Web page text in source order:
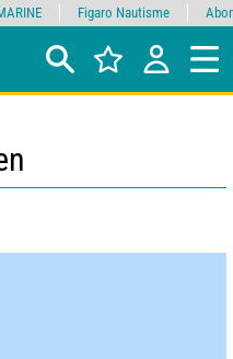
Figaro Nautisme